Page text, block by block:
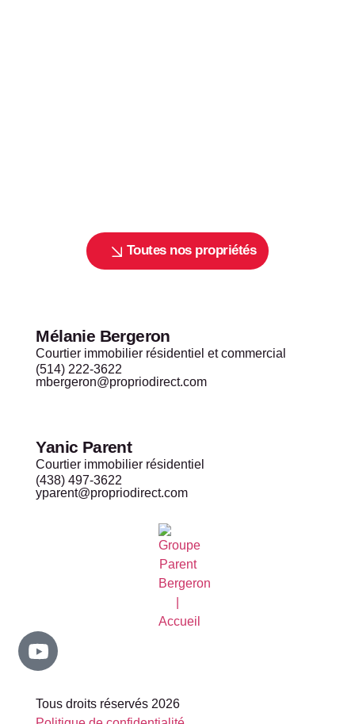
Toutes nos propriétés
Mélanie Bergeron
Courtier immobilier résidentiel et commercial
(514) 222-3622
mbergeron@propriodirect.com
Yanic Parent
Courtier immobilier résidentiel
(438) 497-3622
yparent@propriodirect.com
Tous droits réservés 2026